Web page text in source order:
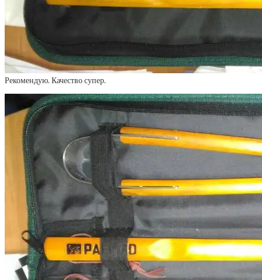
Рекомендую. Качество супер.